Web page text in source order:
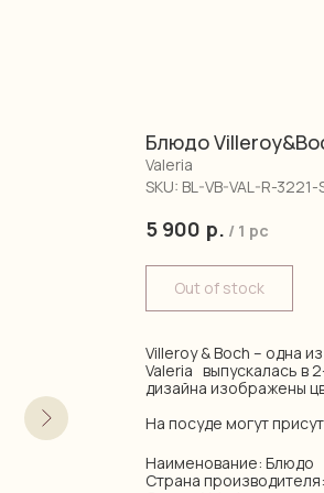
Блюдо
Valeria
SKU: BL-VB-VAL-R-3221-
5 900 р. / 1 pc
Out of stock
Villeroy & Boch – одна
Valeria выпускалась в
дизайна изображены
На посуде могут
Наименование: Блюдо
Страна